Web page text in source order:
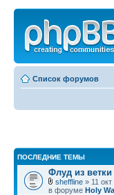
Список форумов
ПОСЛЕДНИЕ ТЕМЫ
Флуд из
sheffline » 11
в форуме Holy